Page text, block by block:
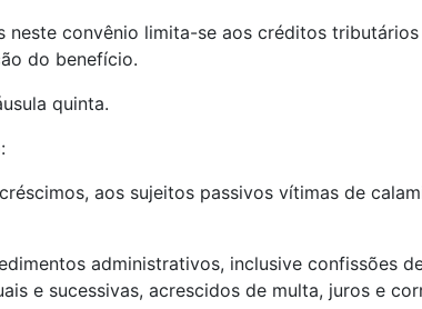
convênio limita-se aos créditos
do benefício.
quinta.
aos sujeitos passivos vítimas de
administrativos, inclusive confissões
e sucessivas, acrescidos de multa, juros e